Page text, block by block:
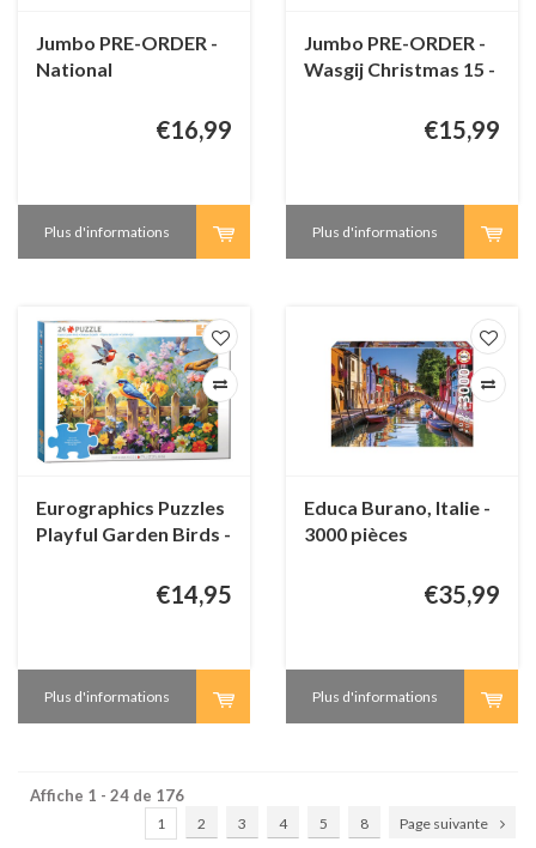
Jumbo PRE-ORDER -
National
Puzzling - JvH - 1000
€16,99
Plus d'informations
Jumbo PRE-ORDER -
Wasgij Christmas 15 -
Delivery! - 1000€15,99
Plus d'informations
Eurographics Puzzles
Playful Garden Birds -
€14,95
Plus d'informations
Educa Burano, Italie -
3000 pièces
€35,99
Plus d'informations
Affiche 1 - 24 de 176
1 2 3 4 5 8 Page suivante